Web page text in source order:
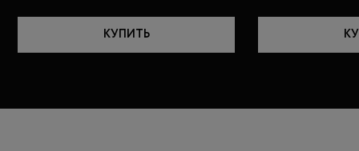
КУПИТЬ